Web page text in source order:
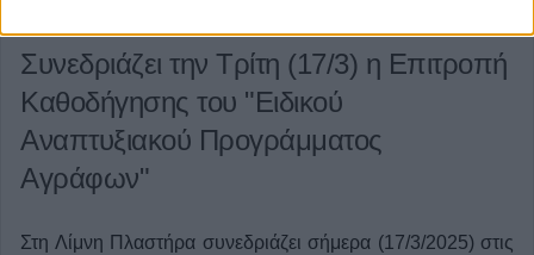
Συνεδριάζει την Τρίτη (17/3) η Επιτροπή
Καθοδήγησης του "Ειδικού
Αναπτυξιακού Προγράμματος
Αγράφων"
Στη Λίμνη Πλαστήρα συνεδριάζει σήμερα (17/3/2025) στις